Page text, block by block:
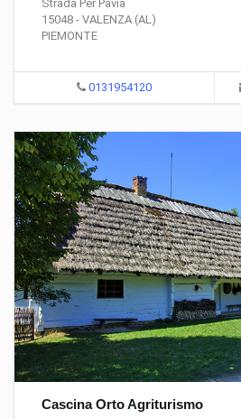
Strada Per Pavia
15048 - VALENZA (AL)
PIEMONTE
0131954120
Cascina Orto Agriturismo